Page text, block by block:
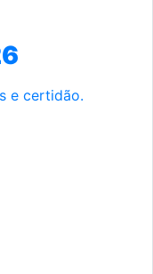
e certidão.